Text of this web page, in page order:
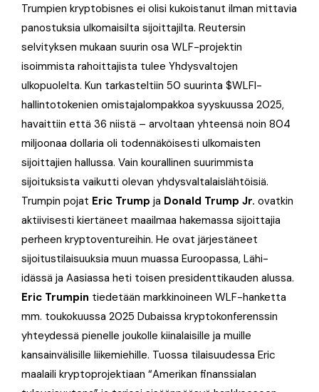
Trumpien kryptobisnes ei olisi kukoistanut ilman mittavia
panostuksia ulkomaisilta sijoittajilta. Reutersin
selvityksen mukaan suurin osa WLF-projektin
isoimmista rahoittajista tulee Yhdysvaltojen
ulkopuolelta. Kun tarkasteltiin 50 suurinta $WLFI-
hallintotokenien omistajalompakkoa syyskuussa 2025,
havaittiin että 36 niistä – arvoltaan yhteensä noin 804
miljoonaa dollaria oli todennäköisesti ulkomaisten
sijoittajien hallussa. Vain kourallinen suurimmista
sijoituksista vaikutti olevan yhdysvaltalaislähtöisiä.
Trumpin pojat Eric Trump ja Donald Trump Jr. ovatkin
aktiivisesti kiertäneet maailmaa hakemassa sijoittajia
perheen kryptoventureihin. He ovat järjestäneet
sijoitustilaisuuksia muun muassa Euroopassa, Lähi-
idässä ja Aasiassa heti toisen presidenttikauden alussa.
Eric Trumpin tiedetään markkinoineen WLF-hanketta
mm. toukokuussa 2025 Dubaissa kryptokonferenssin
yhteydessä pienelle joukolle kiinalaisille ja muille
kansainvälisille liikemiehille. Tuossa tilaisuudessa Eric
maalaili kryptoprojektiaan “Amerikan finanssialan